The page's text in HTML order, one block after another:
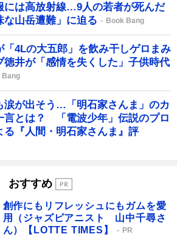
には高放射線…9人の若者が死んだ
な山岳遭難」に迫る
Book Bang
「4Lの大五郎」を飲み干しゲロまみ
井が「感情を失くした」子供時代
Bang
涙が出そう…「明石家さんま」のカ
言とは？ 「電波少年」伝説のプロ
る『人間・明石家さんま』評
おすすめ
創作にもリフレッシュにもガムを愛
用（ジャズピアニスト 山中千尋さ
ん）【LOTTE TIMES】
PR